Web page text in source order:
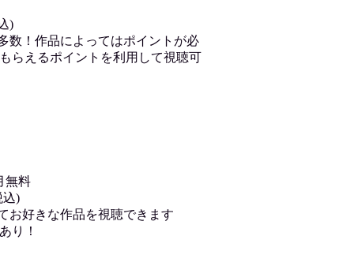
)
！作品によってはポイントが必
らえるポイントを利用して視聴可
無料
込)
お好きな作品を視聴できます
り！